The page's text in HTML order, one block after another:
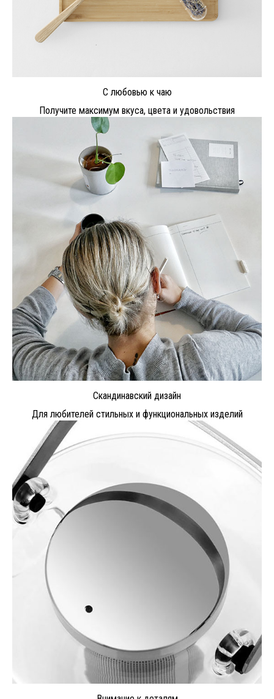
С любовью к чаю
Получите максимум вкуса, цвета и удовольствия
Скандинавский дизайн
Для любителей стильных и функциональных изделий